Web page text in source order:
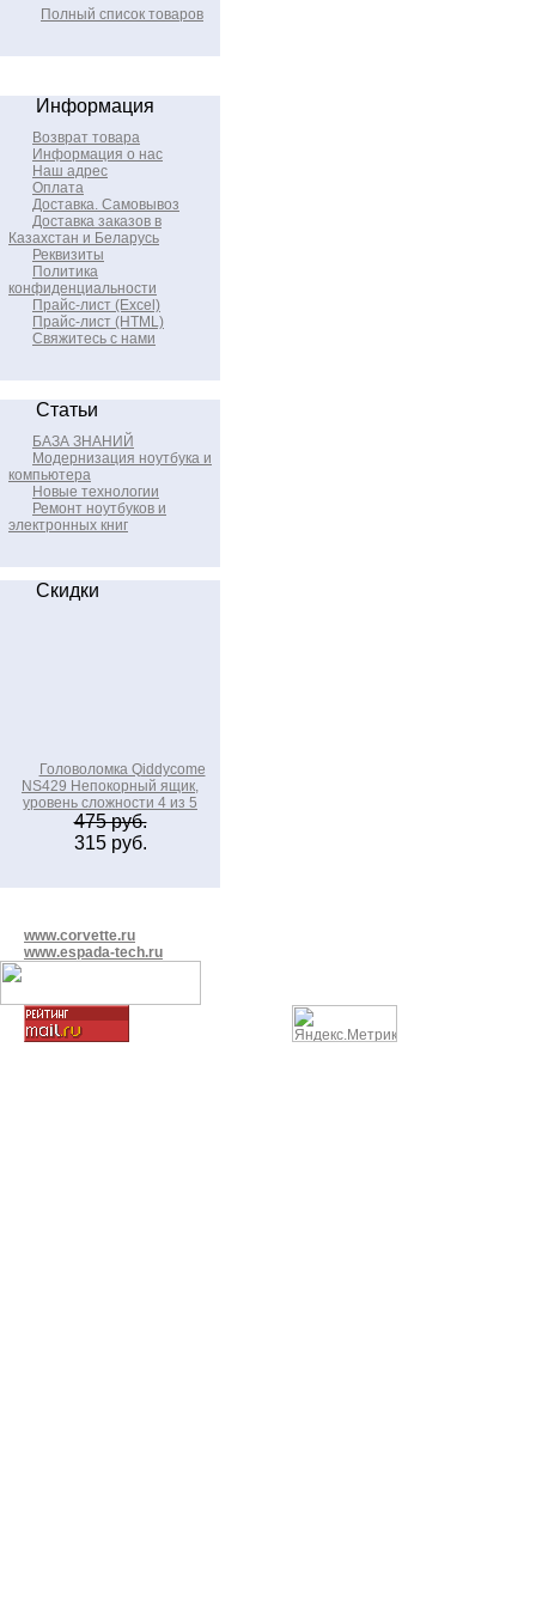
Полный список товаров
Информация
Возврат товара
Информация о нас
Наш адрес
Оплата
Доставка. Самовывоз
Доставка заказов в
Казахстан и Беларусь
Реквизиты
Политика
конфиденциальности
Прайс-лист (Excel)
Прайс-лист (HTML)
Свяжитесь с нами
Статьи
БАЗА ЗНАНИЙ
Модернизация ноутбука и
компьютера
Новые технологии
Ремонт ноутбуков и
электронных книг
Скидки
Головоломка Qiddycome
NS429 Непокорный ящик,
уровень сложности 4 из 5
475 руб.
315 руб.
www.corvette.ru
www.espada-tech.ru